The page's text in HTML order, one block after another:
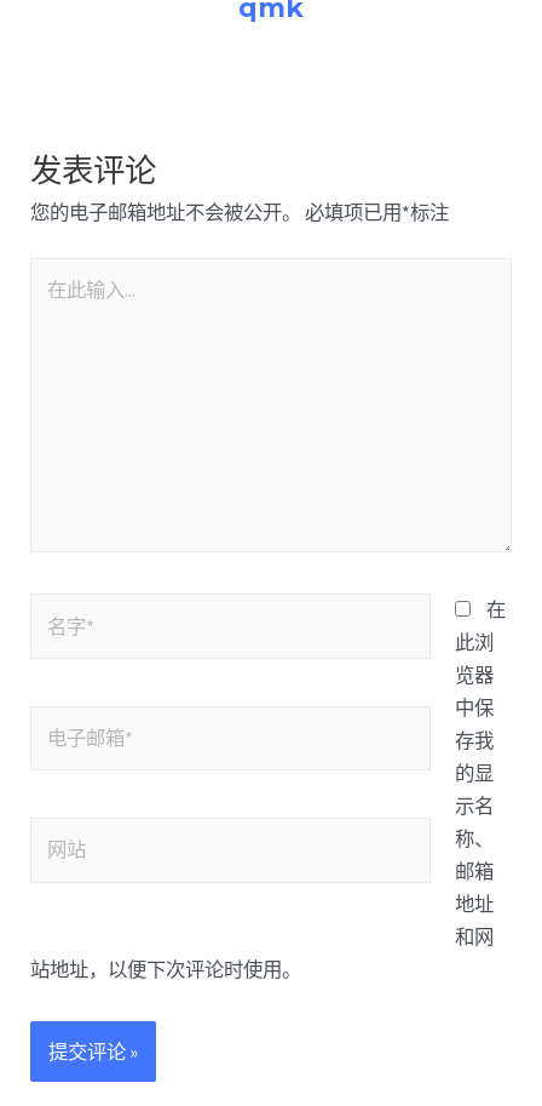
qmk
发表评论
您的电子邮箱地址不会被公开。 必填项已用*标注
在
此浏
览器
中保
存我
的显
示名
称、
邮箱
地址
和网
站地址，以便下次评论时使用。